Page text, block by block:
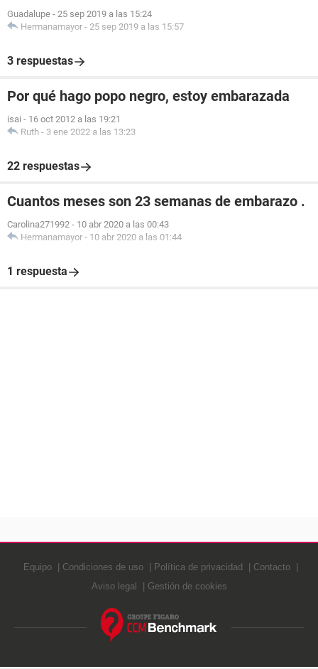
Guadalupe - 25 sep 2019 a las 15:24
Hermanamayor - 25 sep 2019 a las 15:57
3 respuestas
Por qué hago popo negro, estoy embarazada
isai - 16 oct 2012 a las 19:21
Ruth - 3 ene 2022 a las 13:23
22 respuestas
Cuantos meses son 23 semanas de embarazo .
Carolina271992 - 10 abr 2020 a las 00:43
Hermanamayor - 10 abr 2020 a las 01:44
1 respuesta
Equipo Condiciones de uso Política de privacidad
Contacto
Aviso legal
Gestión de cookies